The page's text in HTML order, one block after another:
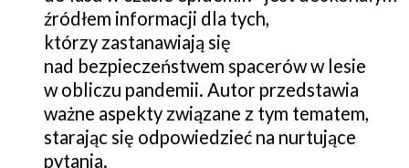
źródłem informacji dla tych,
którzy zastanawiają się
nad bezpieczeństwem spacerów w lesie
w obliczu pandemii. Autor przedstawia
ważne aspekty związane z tym tematem,
starając się odpowiedzieć na nurtujące
pytania.